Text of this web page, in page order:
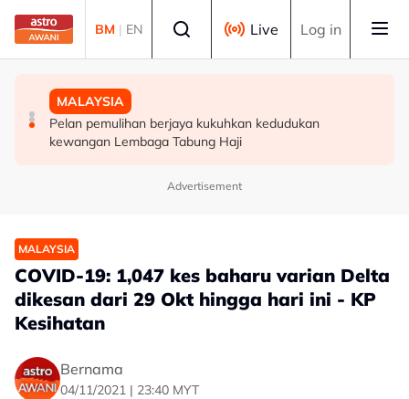
Skip to main content
BM | EN Live Log in
DUNIA
Kes virus Nil Barat meningkat di seluruh Eropah
POLITIK
Lima Ahli Parlimen PKR kecewa MyKHAS Parlimen
Ampang disekat
MALAYSIA
Pelan pemulihan berjaya kukuhkan kedudukan
kewangan Lembaga Tabung Haji
Advertisement
MALAYSIA
COVID-19: 1,047 kes baharu varian Delta
dikesan dari 29 Okt hingga hari ini - KP
Kesihatan
Bernama
04/11/2021 | 23:40 MYT